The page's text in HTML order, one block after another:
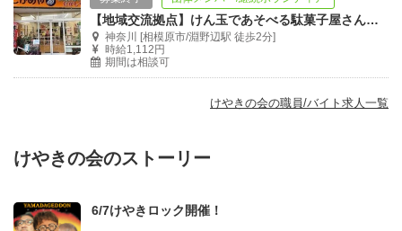
【地域交流拠点】けん玉であそべる駄菓子屋さんでのボランティア募集！
神奈川 [相模原市/淵野辺駅 徒歩2分]
時給1,112円
期間は相談可
けやきの会の職員/バイト求人一覧
けやきの会のストーリー
6/7けやきロック開催！